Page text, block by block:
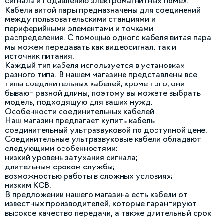
Кабели витой пары предназначены для соединений
между пользовательскими станциями и
периферийными элементами и точками
распределения. С помощью одного кабеля витая пара
мы можем передавать как видеосигнал, так и
источник питания.
Каждый тип кабеля используется в установках
разного типа. В нашем магазине представлены все
типы соединительных кабелей, кроме того, они
бывают разной длины, поэтому вы можете выбрать
модель, подходящую для ваших нужд.
Особенности соединительных кабелей
Наш магазин предлагает купить кабель
соединительный ультразвуковой по доступной цене.
Соединительные ультразвуковые кабели обладают
следующими особенностями:
низкий уровень затухания сигнала;
длительным сроком службы;
возможностью работы в сложных условиях;
низким КСВ.
В предложении нашего магазина есть кабели от
известных производителей, которые гарантируют
высокое качество передачи, а также длительный срок